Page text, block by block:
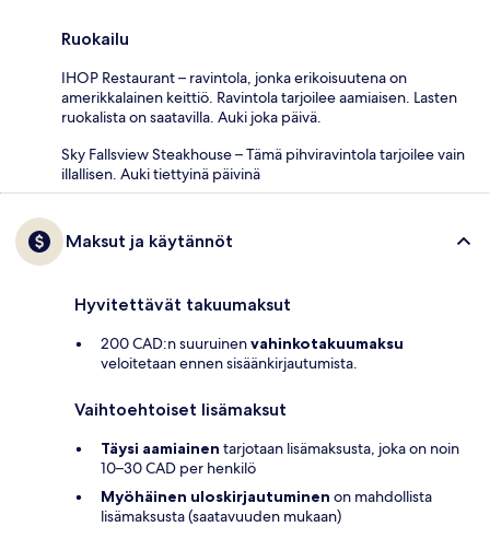
Ruokailu
IHOP Restaurant – ravintola, jonka erikoisuutena on
amerikkalainen keittiö. Ravintola tarjoilee aamiaisen. Lasten
ruokalista on saatavilla. Auki joka päivä.
Sky Fallsview Steakhouse – Tämä pihviravintola tarjoilee vain
illallisen. Auki tiettyinä päivinä
Maksut ja käytännöt
Hyvitettävät takuumaksut
200 CAD:n suuruinenvahinkotakuumaksu
veloitetaan ennen sisäänkirjautumista.
Vaihtoehtoiset lisämaksut
Täysi aamiainen tarjotaan lisämaksusta, joka on noin
10–30 CAD per henkilö
Myöhäinen uloskirjautuminen on mahdollista
lisämaksusta (saatavuuden mukaan)